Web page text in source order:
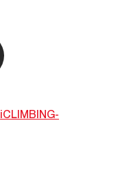
iCLIMBING-